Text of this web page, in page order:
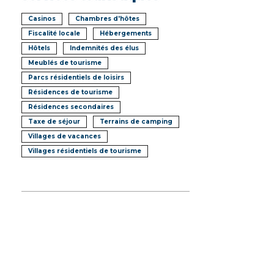
Casinos
Chambres d'hôtes
Fiscalité locale
Hébergements
Hôtels
Indemnités des élus
Meublés de tourisme
Parcs résidentiels de loisirs
Résidences de tourisme
Résidences secondaires
Taxe de séjour
Terrains de camping
Villages de vacances
Villages résidentiels de tourisme